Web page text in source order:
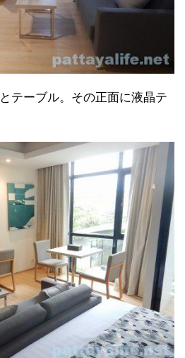
テーブル。その正面に液晶テ